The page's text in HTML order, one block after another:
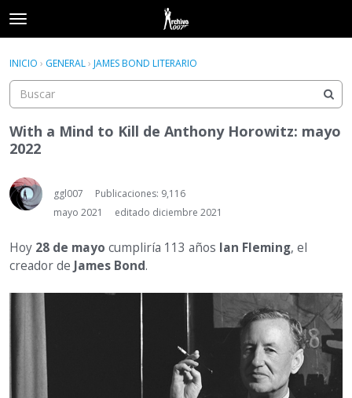
t
o
g
e
m
e
n
u
Acceder Registrarse
Hilos
Actividad
Acceder Registrarse
INICIO › GENERAL› JAMES BOND LITERARIO
With a Mind to Kill de Anthony Horowitz: mayo
2022
ggl007
Publicaciones: 9,116
mayo 2021
editado diciembre 2021
Hoy 28 de mayo cumpliría 113 años Ian Fleming, el
creador de James Bond.